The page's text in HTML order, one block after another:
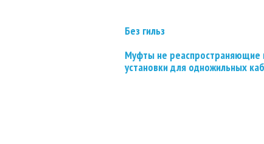
Без гильз
Муфты не реаспространяющие
установки для одножильных